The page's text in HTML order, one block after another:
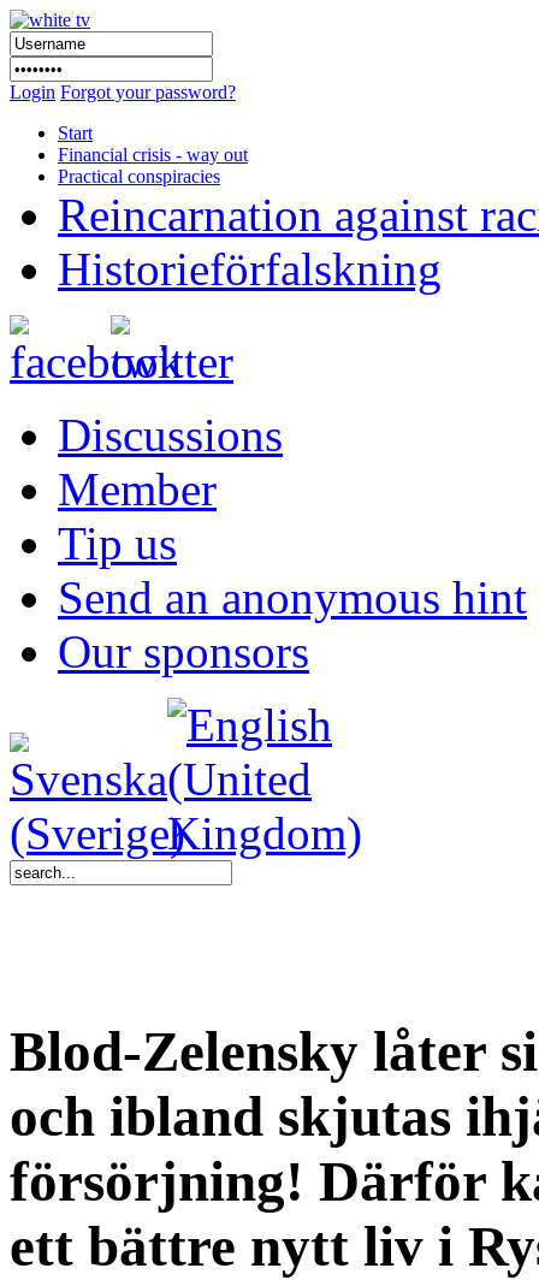
Login Forgot your password?
Start
Financial crisis - way out
Practical conspiracies
Reincarnation against
Historieförfalskning
Discussions
Member
Tip us
Send an anonymous hint
Our sponsors
Blod-Zelensky låter
och ibland skjutas
försörjning! Därför
ett bättre nytt liv i